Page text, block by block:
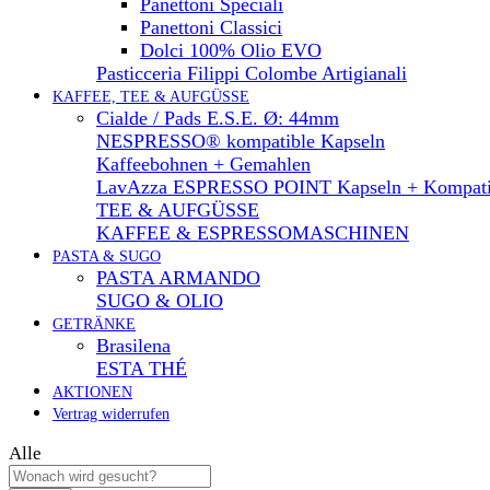
Panettoni Speciali
Panettoni Classici
Dolci 100% Olio EVO
Pasticceria Filippi Colombe Artigianali
KAFFEE, TEE & AUFGÜSSE
Cialde / Pads E.S.E. Ø: 44mm
NESPRESSO® kompatible Kapseln
Kaffeebohnen + Gemahlen
LavAzza ESPRESSO POINT Kapseln +
TEE & AUFGÜSSE
KAFFEE & ESPRESSOMASCHINEN
PASTA & SUGO
PASTA ARMANDO
SUGO & OLIO
GETRÄNKE
Brasilena
ESTA THÉ
AKTIONEN
Vertrag widerrufen
Alle